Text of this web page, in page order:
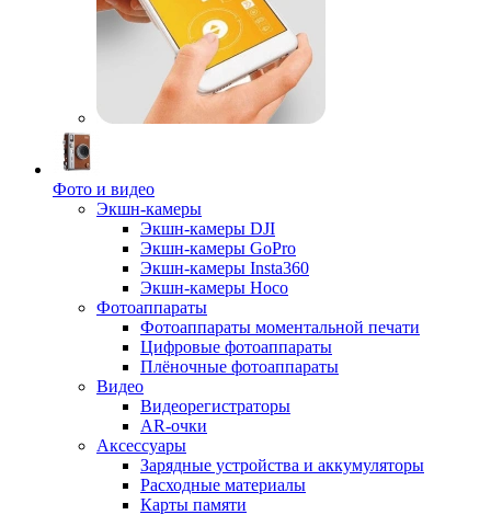
Фото и видео
Экшн-камеры
Экшн-камеры DJI
Экшн-камеры GoPro
Экшн-камеры Insta360
Экшн-камеры Hoco
Фотоаппараты
Фотоаппараты моментальной печати
Цифровые фотоаппараты
Плёночные фотоаппараты
Видео
Видеорегистраторы
AR-очки
Аксессуары
Зарядные устройства и аккумуляторы
Расходные материалы
Карты памяти